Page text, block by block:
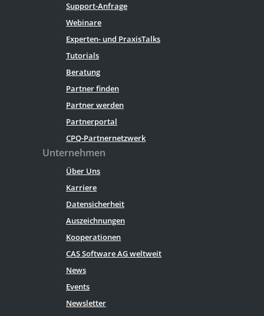
Support-Anfrage
Webinare
Experten- und PraxisTalks
Tutorials
Beratung
Partner finden
Partner werden
Partnerportal
CPQ-Partnernetzwerk
Unternehmen
Über Uns
Karriere
Datensicherheit
Auszeichnungen
Kooperationen
CAS Software AG weltweit
News
Events
Newsletter